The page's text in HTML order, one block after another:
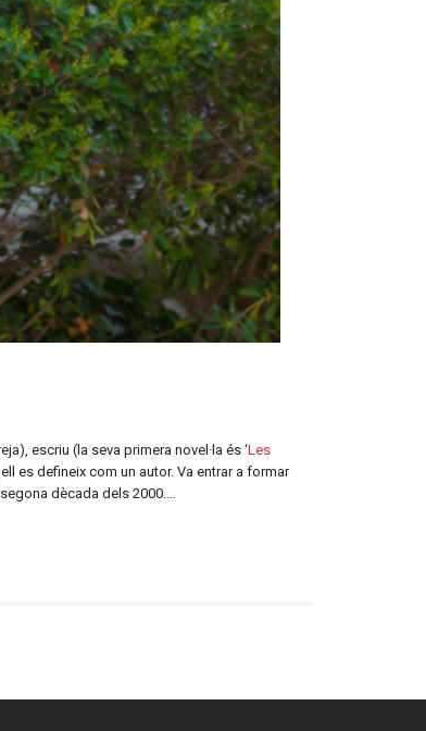
escriu (la seva primera novel·la és ‘Les
es defineix com un autor. Va entrar a formar
dècada dels 2000.…